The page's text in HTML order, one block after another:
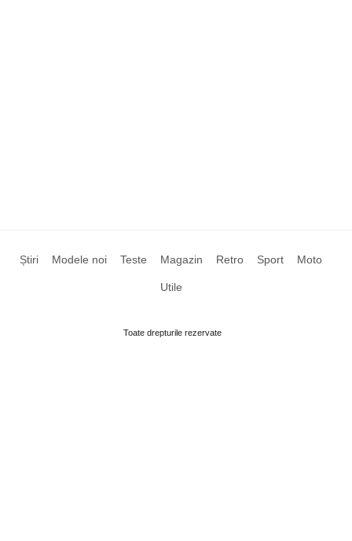
Știri Modele noi Teste Magazin Retro Sport Moto
Utile
Toate drepturile rezervate